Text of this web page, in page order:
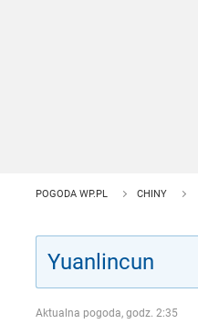
POGODA WP.PL CHINY
Aktualna pogoda, godz. 2:35